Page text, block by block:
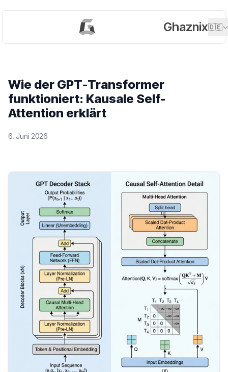
Ghaznix🇩🇪
Wie der GPT-Transformer
funktioniert: Kausale Self-
Attention erklärt
6. Juni 2026